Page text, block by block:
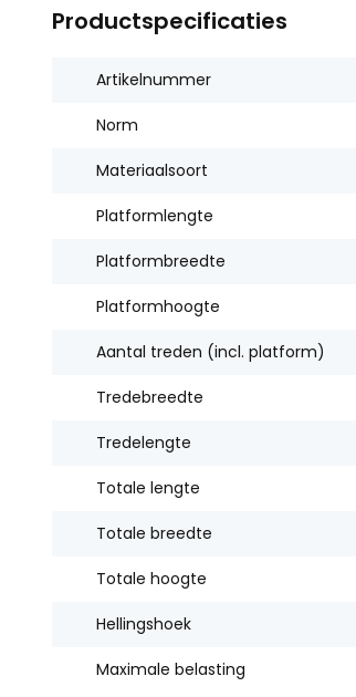
Productspecificaties
Artikelnummer
Norm
Materiaalsoort
Platformlengte
Platformbreedte
Platformhoogte
Aantal treden (incl. platform)
Tredebreedte
Tredelengte
Totale lengte
Totale breedte
Totale hoogte
Hellingshoek
Maximale belasting